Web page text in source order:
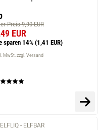
Preis 9,90 EUR
EUR
sparen 14% (1,41 EUR)
MwSt. zzgl. Versand
ELFLIQ - ELFBAR